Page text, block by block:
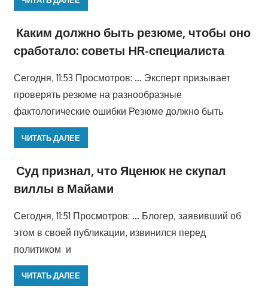
Каким должно быть резюме, чтобы оно
сработало: советы HR-специалиста
Сегодня, 11:53 Просмотров: … Эксперт призывает
проверять резюме на разнообразные
фактологические ошибки Резюме должно быть
ЧИТАТЬ ДАЛЕЕ
Суд признал, что Яценюк не скупал
виллы в Майами
Сегодня, 11:51 Просмотров: … Блогер, заявивший об
этом в своей публикации, извинился перед
политиком и
ЧИТАТЬ ДАЛЕЕ